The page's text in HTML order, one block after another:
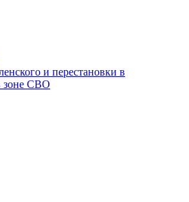
и перестановки в
зоне СВО